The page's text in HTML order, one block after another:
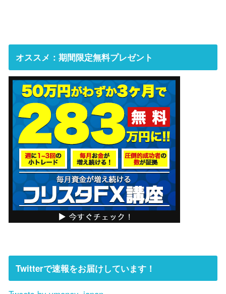
オススメ：期間限定無料プレゼント
Twitterで速報をお届けしています！